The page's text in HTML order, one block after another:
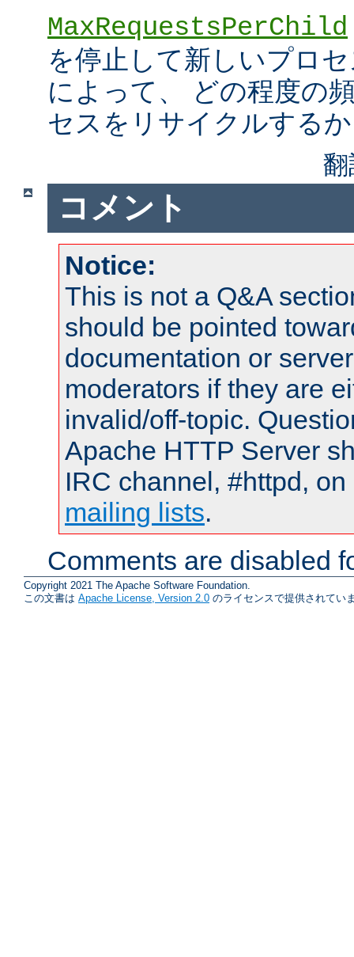
MaxRequestsPerChild
を停止して新しいプロ
によって、 どの程度の
セスをリサイクルする
コメント
Notice:
This is not a Q&A
should be pointed
documentation or
moderators if they are
invalid/off-topic.
Apache HTTP Server
IRC channel, #httpd,
mailing lists.
Comments are disabled
Copyright 2021 The Apache Software Foundation.
この文書は Apache License, Version 2.0 のライセンスで提供されてい